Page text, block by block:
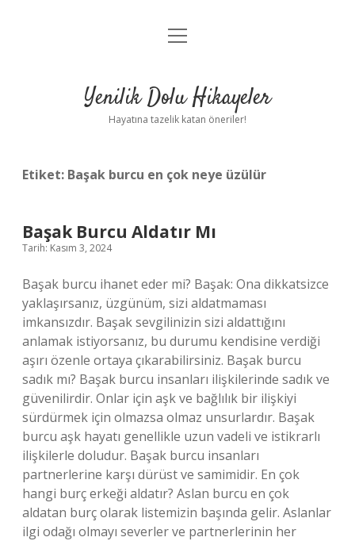
Anasayfa
Yasal Uyarı
menüyü
Yenilik Dolu Hikayeler
Hayatına tazelik katan öneriler!
Etiket: Başak burcu en çok neye üzülür
Başak Burcu Aldatır Mı
Tarih: Kasım 3, 2024
Başak burcu ihanet eder mi? Başak: Ona dikkatsizce
yaklaşırsanız, üzgünüm, sizi aldatmaması
imkansızdır. Başak sevgilinizin sizi aldattığını
anlamak istiyorsanız, bu durumu kendisine verdiği
aşırı özenle ortaya çıkarabilirsiniz. Başak burcu
sadık mı? Başak burcu insanları ilişkilerinde sadık ve
güvenilirdir. Onlar için aşk ve bağlılık bir ilişkiyi
sürdürmek için olmazsa olmaz unsurlardır. Başak
burcu aşk hayatı genellikle uzun vadeli ve istikrarlı
ilişkilerle doludur. Başak burcu insanları
partnerlerine karşı dürüst ve samimidir. En çok
hangi burç erkeği aldatır? Aslan burcu en çok
aldatan burç olarak listemizin başında gelir. Aslanlar
ilgi odağı olmayı severler ve partnerlerinin her